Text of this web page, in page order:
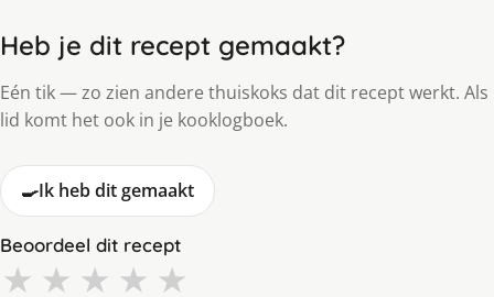
Heb je dit recept gemaakt?
Eén tik — zo zien andere thuiskoks dat dit recept werkt. Als
lid komt het ook in je kooklogboek.
🍳Ik heb dit gemaakt
Beoordeel dit recept
★ ★ ★ ★ ★